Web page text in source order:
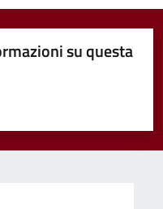
su questa
5